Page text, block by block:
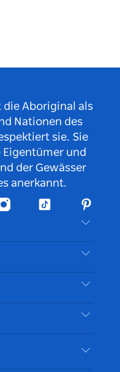
die Aboriginal als
Nationen des
sie. Sie
und
der Gewässer
anerkannt.
InstagramTikTok
ein